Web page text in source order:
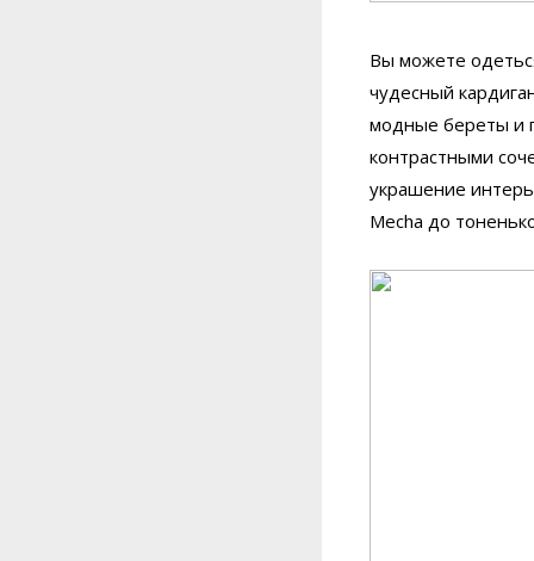
Вы можете
чудесный
модные береты и
контрастными
украшение
Mecha до